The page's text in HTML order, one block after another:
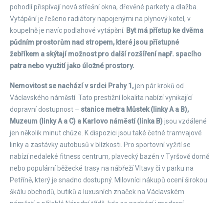
pohodlí přispívají nová střešní okna, dřevěné parkety a dlažba.
Vytápění je řešeno radiátory napojenými na plynový kotel, v
koupelně je navíc podlahové vytápění. Byt má přístup ke dvěma
půdním prostorům nad stropem, které jsou přístupné
žebříkem a skýtají možnost pro další rozšíření např. spacího
patra nebo využití jako úložné prostory.
Nemovitost se nachází v srdci Prahy 1,jen pár kroků od
Václavského náměstí. Tato prestižní lokalita nabízí vynikající
dopravní dostupnost – stanice metra Můstek (linky A a B),
Muzeum (linky A a C) a Karlovo náměstí (linka B)jsou vzdálené
jen několik minut chůze. K dispozici jsou také četné tramvajové
linky a zastávky autobusů v blízkosti. Pro sportovní vyžití se
nabízí nedaleké fitness centrum, plavecký bazén v Tyršově domě
nebo populární běžecké trasy na nábřeží Vltavy či v parku na
Petříně, který je snadno dostupný. Milovníci nákupů ocení širokou
škálu obchodů, butiků a luxusních značek na Václavském